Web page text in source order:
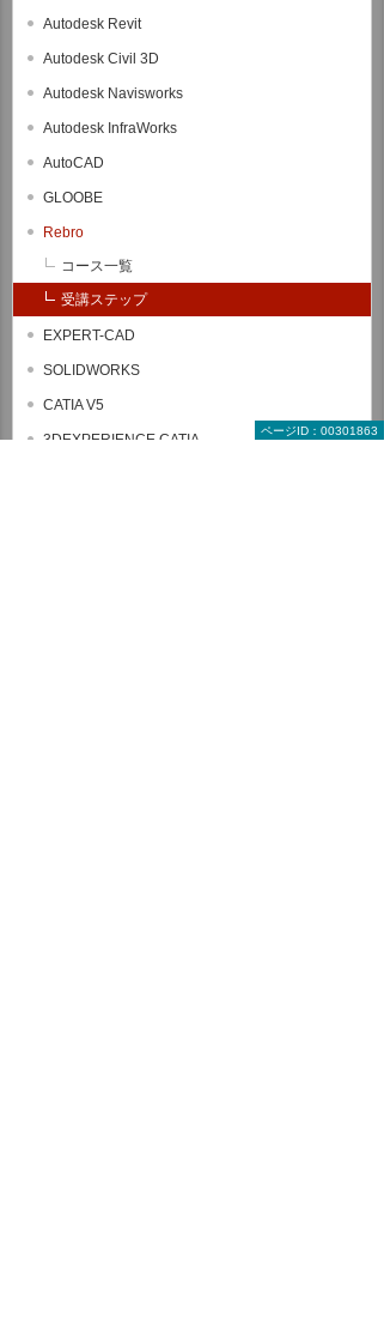
ページID：00301863
Autodesk Revit
Autodesk Civil 3D
Autodesk Navisworks
Autodesk InfraWorks
AutoCAD
GLOOBE
Rebro
コース一覧
受講ステップ
EXPERT-CAD
SOLIDWORKS
CATIA V5
3DEXPERIENCE CATIA